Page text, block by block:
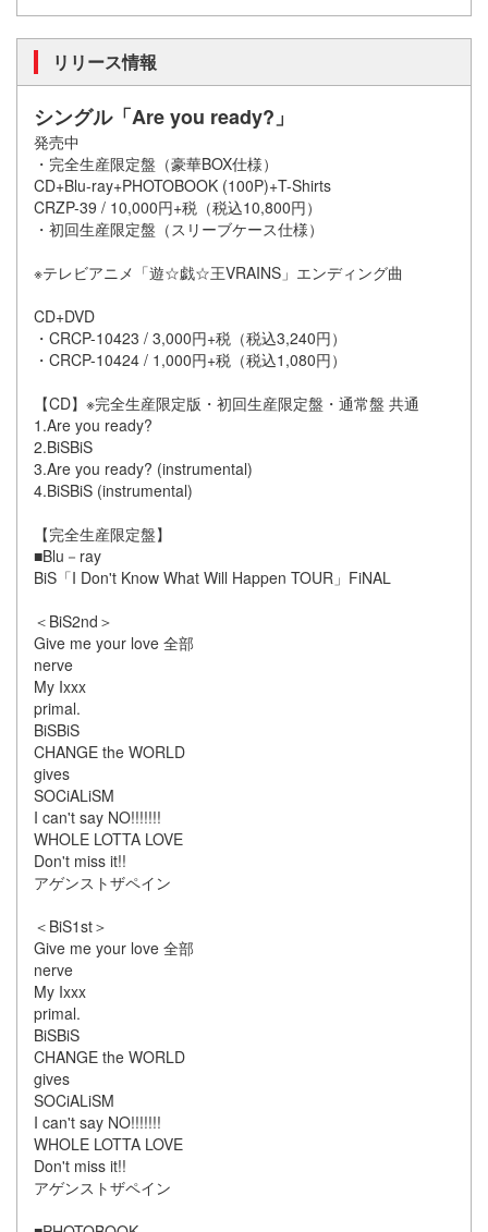
リリース情報
シングル「Are you ready?」
発売中
・完全生産限定盤（豪華BOX仕様）
CD+Blu-ray+PHOTOBOOK (100P)+T-Shirts
CRZP-39 / 10,000円+税（税込10,800円）
・初回生産限定盤（スリーブケース仕様）
※テレビアニメ「遊☆戯☆王VRAINS」エンディング曲
CD+DVD
・CRCP-10423 / 3,000円+税（税込3,240円）
・CRCP-10424 / 1,000円+税（税込1,080円）
【CD】※完全生産限定版・初回生産限定盤・通常盤 共通
1.Are you ready?
2.BiSBiS
3.Are you ready? (instrumental)
4.BiSBiS (instrumental)
【完全生産限定盤】
■Blu－ray
BiS「I Don't Know What Will Happen TOUR」FiNAL
＜BiS2nd＞
Give me your love 全部
nerve
My Ixxx
primal.
BiSBiS
CHANGE the WORLD
gives
SOCiALiSM
I can't say NO!!!!!!!
WHOLE LOTTA LOVE
Don't miss it!!
アゲンストザペイン
＜BiS1st＞
Give me your love 全部
nerve
My Ixxx
primal.
BiSBiS
CHANGE the WORLD
gives
SOCiALiSM
I can't say NO!!!!!!!
WHOLE LOTTA LOVE
Don't miss it!!
アゲンストザペイン